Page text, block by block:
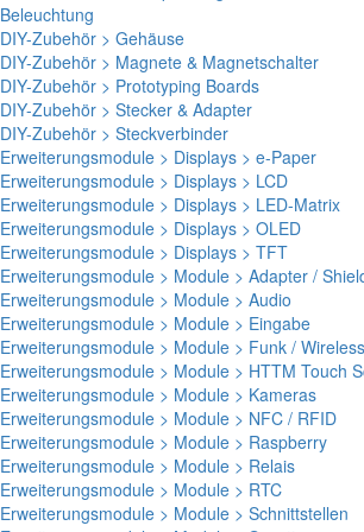
Beleuchtung
DIY-Zubehör > Gehäuse
DIY-Zubehör > Magnete & Magnetschalter
DIY-Zubehör > Prototyping Boards
DIY-Zubehör > Stecker & Adapter
DIY-Zubehör > Steckverbinder
Erweiterungsmodule > Displays > e-Paper
Erweiterungsmodule > Displays > LCD
Erweiterungsmodule > Displays > LED-Matrix
Erweiterungsmodule > Displays > OLED
Erweiterungsmodule > Displays > TFT
Erweiterungsmodule > Module > Adapter /
Erweiterungsmodule > Module > Audio
Erweiterungsmodule > Module > Eingabe
Erweiterungsmodule > Module > Funk / Wireless
Erweiterungsmodule > Module > HTTM Touch
Erweiterungsmodule > Module > Kameras
Erweiterungsmodule > Module > NFC / RFID
Erweiterungsmodule > Module > Raspberry
Erweiterungsmodule > Module > Relais
Erweiterungsmodule > Module > RTC
Erweiterungsmodule > Module > Schnittstellen